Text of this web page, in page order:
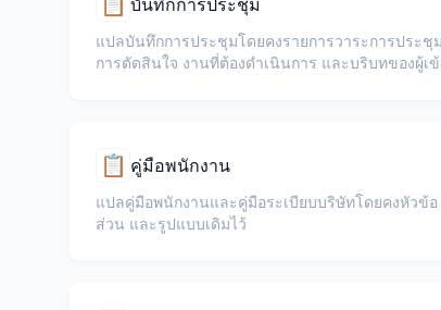
แปลบันทึกการประชุมโดยคงรายการวาระการประชุม
การตัดสินใจ งานที่ต้องดำเนินการ และบริบทของผู้เ
📋 คู่มือพนักงาน
แปลคู่มือพนักงานและคู่มือระเบียบบริษัทโดยคงหัวข้อ
ส่วน และรูปแบบเดิมไว้